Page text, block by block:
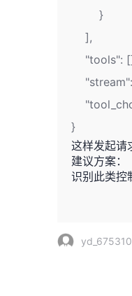
}
],
"tools":
}
这样发起请
建议方案：
识别此类控